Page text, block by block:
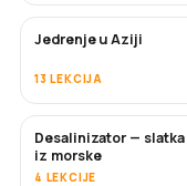
USKORO
Jedrenje u Aziji
13 LEKCIJA
USKORO
Desalinizator — slatka
iz morske
4 LEKCIJE